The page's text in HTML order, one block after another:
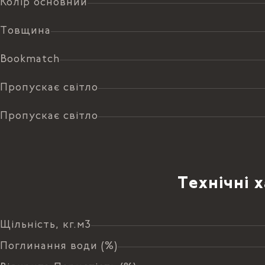
Колір основний
Товщина
Bookmatch
Пропускає світло
Пропускає світло
Технічні
Щільність, кг.м3
Поглинання води (%)